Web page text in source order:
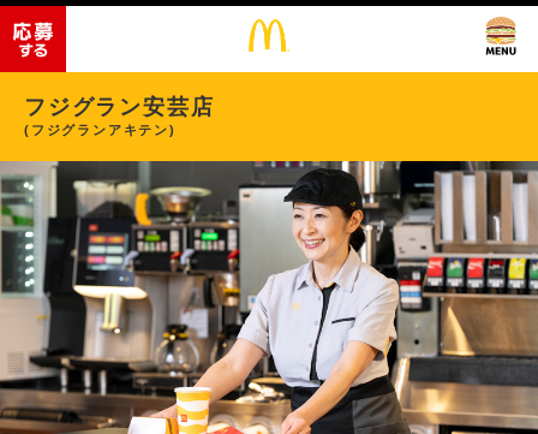
フジグラン安芸店
(フジグランアキテン)